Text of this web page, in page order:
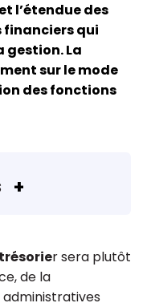
l’étendue des
qui
gestion. La
sur le mode
des fonctions
trésorier sera plutôt
de la